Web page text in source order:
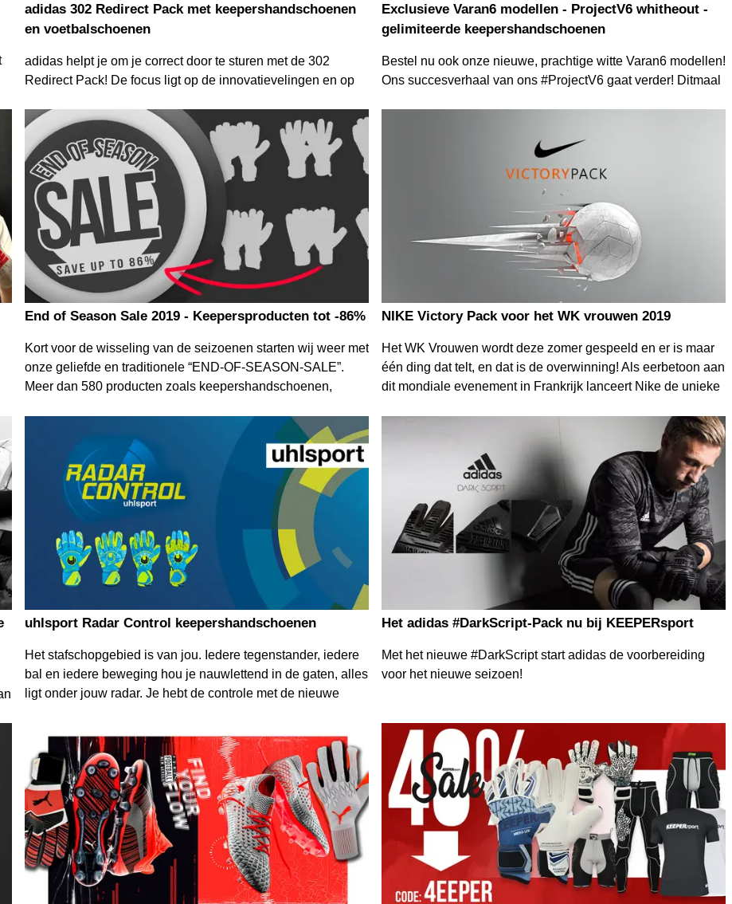
adidas 302 Redirect Pack met keepershandschoenen
en voetbalschoenen
adidas helpt je om je correct door te sturen met de 302
Redirect Pack! De focus ligt op de innovatievelingen en op
O.a. een geniale update van de "Close-Fitting Bandage". Je
bepaalt zelf of je wel of geen sluiting wilt gebruiken en hoe je
deze wil gebruiken, volledig afgestemd op je eigen wensen
dus.
Exclusieve Varan6 modellen - ProjectV6 whitheout -
gelimiteerde keepershandschoenen
Bestel nu ook onze nieuwe, prachtige witte Varan6 modellen!
Ons succesverhaal van ons #ProjectV6 gaat verder! Ditmaal
End of Season Sale 2019 - Keepersproducten tot -86%
Kort voor de wisseling van de seizoenen starten wij weer met
onze geliefde en traditionele “END-OF-SEASON-SALE”.
Meer dan 580 producten zoals keepershandschoenen,
bestellen voor onvoorstelbare kortingen tot maar liefst 86%!
Alle topmerken van de afgelopen collecties bestel je nu voor
sensationele prijzen. Wees er wel snel bij want op=op!
NIKE Victory Pack voor het WK vrouwen 2019
Het WK Vrouwen wordt deze zomer gespeeld en er is maar
één ding dat telt, en dat is de overwinning! Als eerbetoon aan
dit mondiale evenement in Frankrijk lanceert Nike de unieke
uhlsport Radar Control keepershandschoenen
Het stafschopgebied is van jou. Iedere tegenstander, iedere
bal en iedere beweging hou je nauwlettend in de gaten, alles
ligt onder jouw radar. Je hebt de controle met de nieuwe
Het adidas #DarkScript-Pack nu bij KEEPERsport
Met het nieuwe #DarkScript start adidas de voorbereiding
voor het nieuwe seizoen!